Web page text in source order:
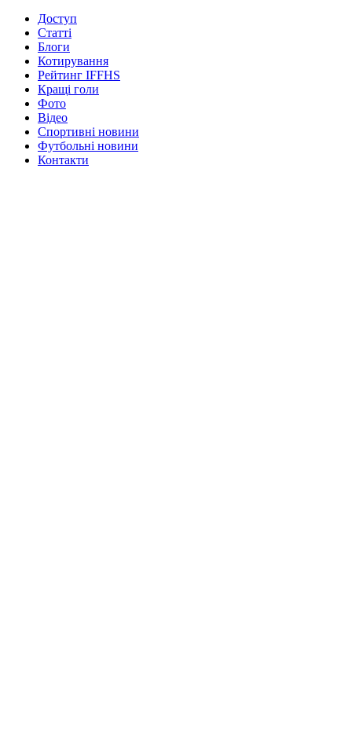
Доступ
Статті
Блоги
Котирування
Рейтинг IFFHS
Кращі голи
Фото
Відео
Спортивні новини
Футбольні новини
Контакти